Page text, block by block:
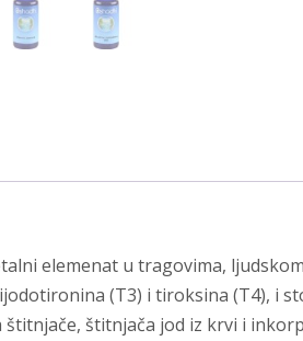
elemenat u tragovima,
(T3) i tiroksina (T4), i
štitnjača jod iz krvi i